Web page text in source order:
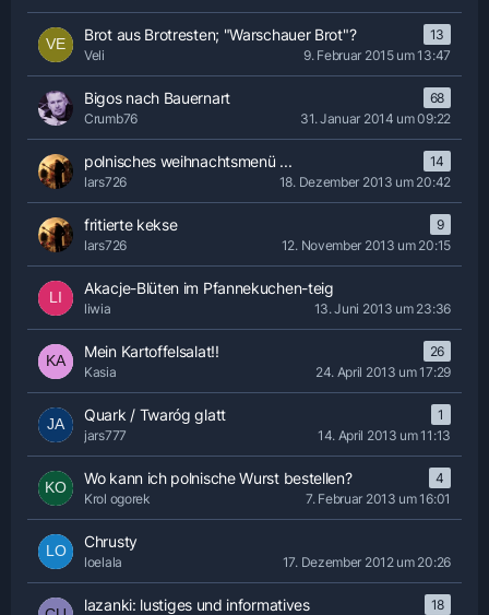
Brot aus Brotresten; "Warschauer Brot"?
13
Veli
9. Februar 2015 um 13:47
Bigos nach Bauernart
68
Crumb76
31. Januar 2014 um 09:22
polnisches weihnachtsmenü ...
14
lars726
18. Dezember 2013 um 20:42
fritierte kekse
9
lars726
12. November 2013 um 20:15
Akacje-Blüten im Pfannekuchen-teig
liwia 13. Juni 2013 um 23:36
Mein Kartoffelsalat!!
26
Kasia
24. April 2013 um 17:29
Quark / Twaróg glatt
1
jars777
14. April 2013 um 11:13
Wo kann ich polnische Wurst bestellen?
4
Krol ogorek
7. Februar 2013 um 16:01
Chrusty
loelala 17. Dezember 2012 um 20:26
lazanki: lustiges und informatives
18